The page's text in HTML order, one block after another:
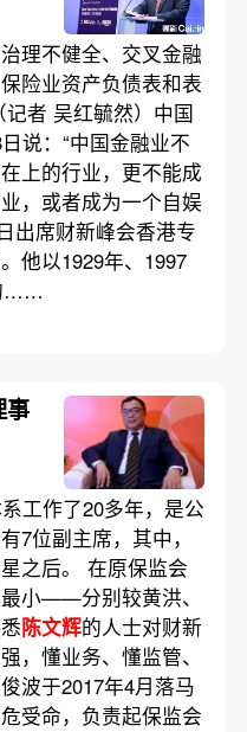
理不健全、交叉金融
险业资产负债表和表
者 吴红毓然）中国
说：“中国金融业不
上的行业，更不能成
，或者成为一个自娱
出席财新峰会香港专
他以1929年、1997
……
事
工作了20多年，是公
位副主席，其中，
之后。 在原保监会
小——分别较黄洪、
陈文辉的人士对财新
，懂业务、懂监管、
波于2017年4月落马
受命，负责起保监会